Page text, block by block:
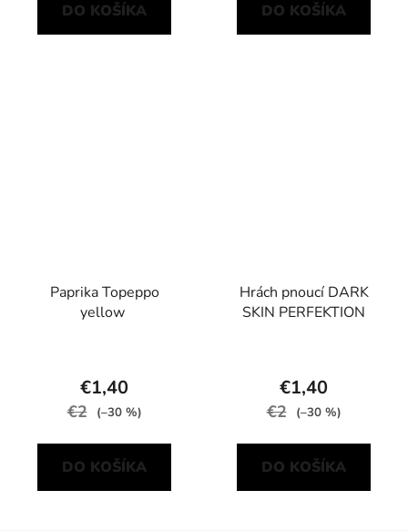
DO KOŠÍKA DO KOŠÍKA
Paprika Topeppo
yellow
€1,40
€2 (–30 %)
DO KOŠÍKA
Hrách pnoucí DARK
SKIN PERFEKTION
€1,40
€2 (–30 %)
DO KOŠÍKA